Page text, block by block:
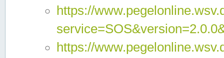
https://
https://